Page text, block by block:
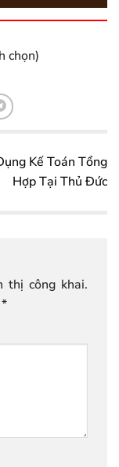
chọn)
Kế Toán Tổng
Hợp Tại Thủ Đức
thị công khai.
*